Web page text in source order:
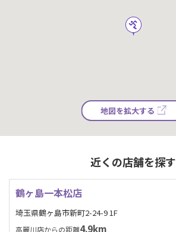
地図を拡大する
近くの店舗を探す
鶴ヶ島一本松店
埼玉県鶴ヶ島市新町2-24-9 1F
高麗川店からの距離4.9km